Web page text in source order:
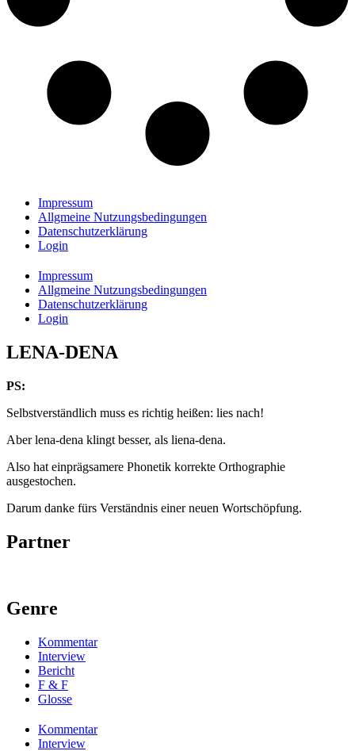
Impressum
Allgmeine Nutzungsbedingungen
Datenschutzerklärung
Login
Impressum
Allgmeine Nutzungsbedingungen
Datenschutzerklärung
Login
LENA-DENA
PS:
Selbstverständlich muss es richtig heißen: lies nach!
Aber lena-dena klingt besser, als liena-dena.
Also hat einprägsamere Phonetik korrekte Orthographie
ausgestochen.
Darum danke fürs Verständnis einer neuen Wortschöpfung.
Partner
Genre
Kommentar
Interview
Bericht
F & F
Glosse
Kommentar
Interview